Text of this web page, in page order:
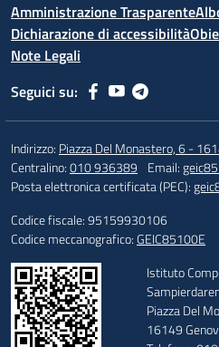
Amministrazione Trasparente
Dichiarazione di accessibilità
Note Legali
Seguici su:
Indirizzo: Piazza Del Monastero, 6 -
Centralino:010 936389 Email:
Posta elettronica certificata (PEC):
Codice fiscale: 95159930106
Codice meccanografico:GEIC85100E
Istituto
Piazza Del
16149